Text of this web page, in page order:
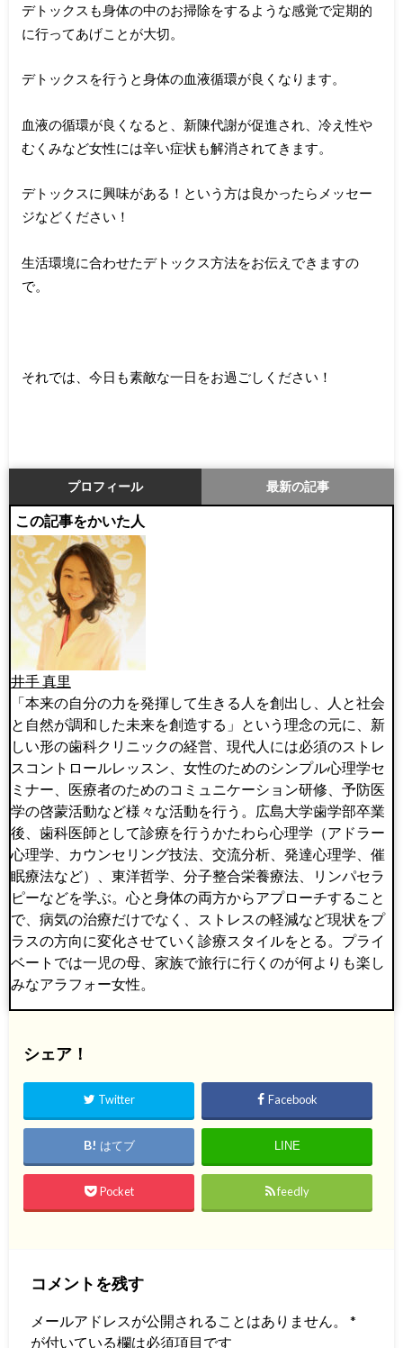
デトックスも身体の中のお掃除をするような感覚で定期的
に行ってあげことが大切。
デトックスを行うと身体の血液循環が良くなります。
血液の循環が良くなると、新陳代謝が促進され、冷え性や
むくみなど女性には辛い症状も解消されてきます。
デトックスに興味がある！という方は良かったらメッセー
ジなどください！
生活環境に合わせたデトックス方法をお伝えできますの
で。
それでは、今日も素敵な一日をお過ごしください！
プロフィール 最新の記事
この記事をかいた人
井手 真里
「本来の自分の力を発揮して生きる人を創出し、人と社会
と自然が調和した未来を創造する」という理念の元に、新
しい形の歯科クリニックの経営、現代人には必須のストレ
スコントロールレッスン、女性のためのシンプル心理学セ
ミナー、医療者のためのコミュニケーション研修、予防医
学の啓蒙活動など様々な活動を行う。広島大学歯学部卒業
後、歯科医師として診療を行うかたわら心理学（アドラー
心理学、カウンセリング技法、交流分析、発達心理学、催
眠療法など）、東洋哲学、分子整合栄養療法、リンパセラ
ピーなどを学ぶ。心と身体の両方からアプローチすること
で、病気の治療だけでなく、ストレスの軽減など現状をプ
ラスの方向に変化させていく診療スタイルをとる。プライ
ベートでは一児の母、家族で旅行に行くのが何よりも楽し
みなアラフォー女性。
シェア！
Twitter Facebook
はてブ LINE
Pocket feedly
コメントを残す
メールアドレスが公開されることはありません。
*
が付いている欄は必須項目です